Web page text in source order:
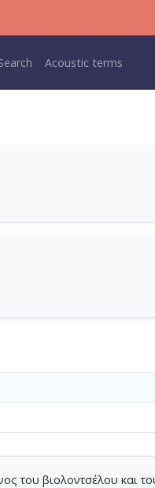
Main navigation
Acoustic terms
του βιολοντσέλου και